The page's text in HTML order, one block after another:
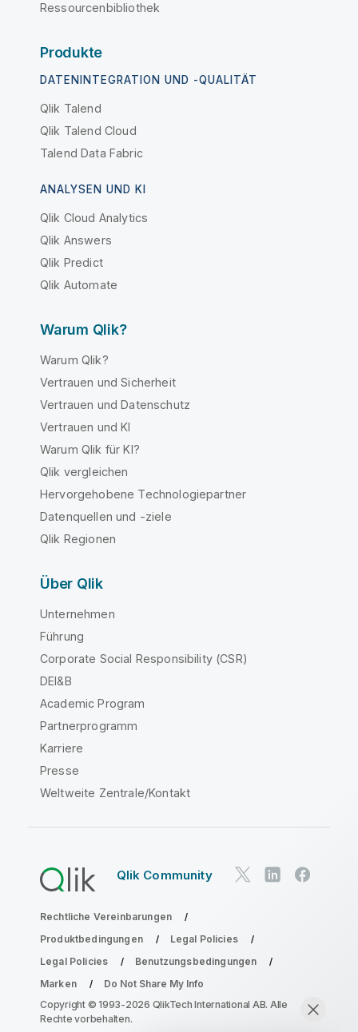
Ressourcenbibliothek
Produkte
DATENINTEGRATION UND -QUALITÄT
Qlik Talend
Qlik Talend Cloud
Talend Data Fabric
ANALYSEN UND KI
Qlik Cloud Analytics
Qlik Answers
Qlik Predict
Qlik Automate
Warum Qlik?
Warum Qlik?
Vertrauen und Sicherheit
Vertrauen und Datenschutz
Vertrauen und KI
Warum Qlik für KI?
Qlik vergleichen
Hervorgehobene Technologiepartner
Datenquellen und -ziele
Qlik Regionen
Über Qlik
Unternehmen
Führung
Corporate Social Responsibility (CSR)
DEI&B
Academic Program
Partnerprogramm
Karriere
Presse
Weltweite Zentrale/Kontakt
Qlik Community
Rechtliche Vereinbarungen
Produktbedingungen
Legal Policies
Legal Policies
Benutzungsbedingungen
Marken
Do Not Share My Info
Copyright © 1993-2026 QlikTech International AB. Alle
Rechte vorbehalten.